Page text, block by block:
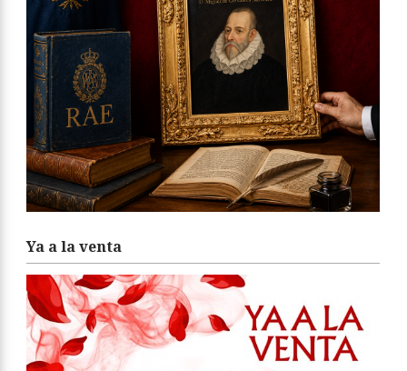
Ya a la venta